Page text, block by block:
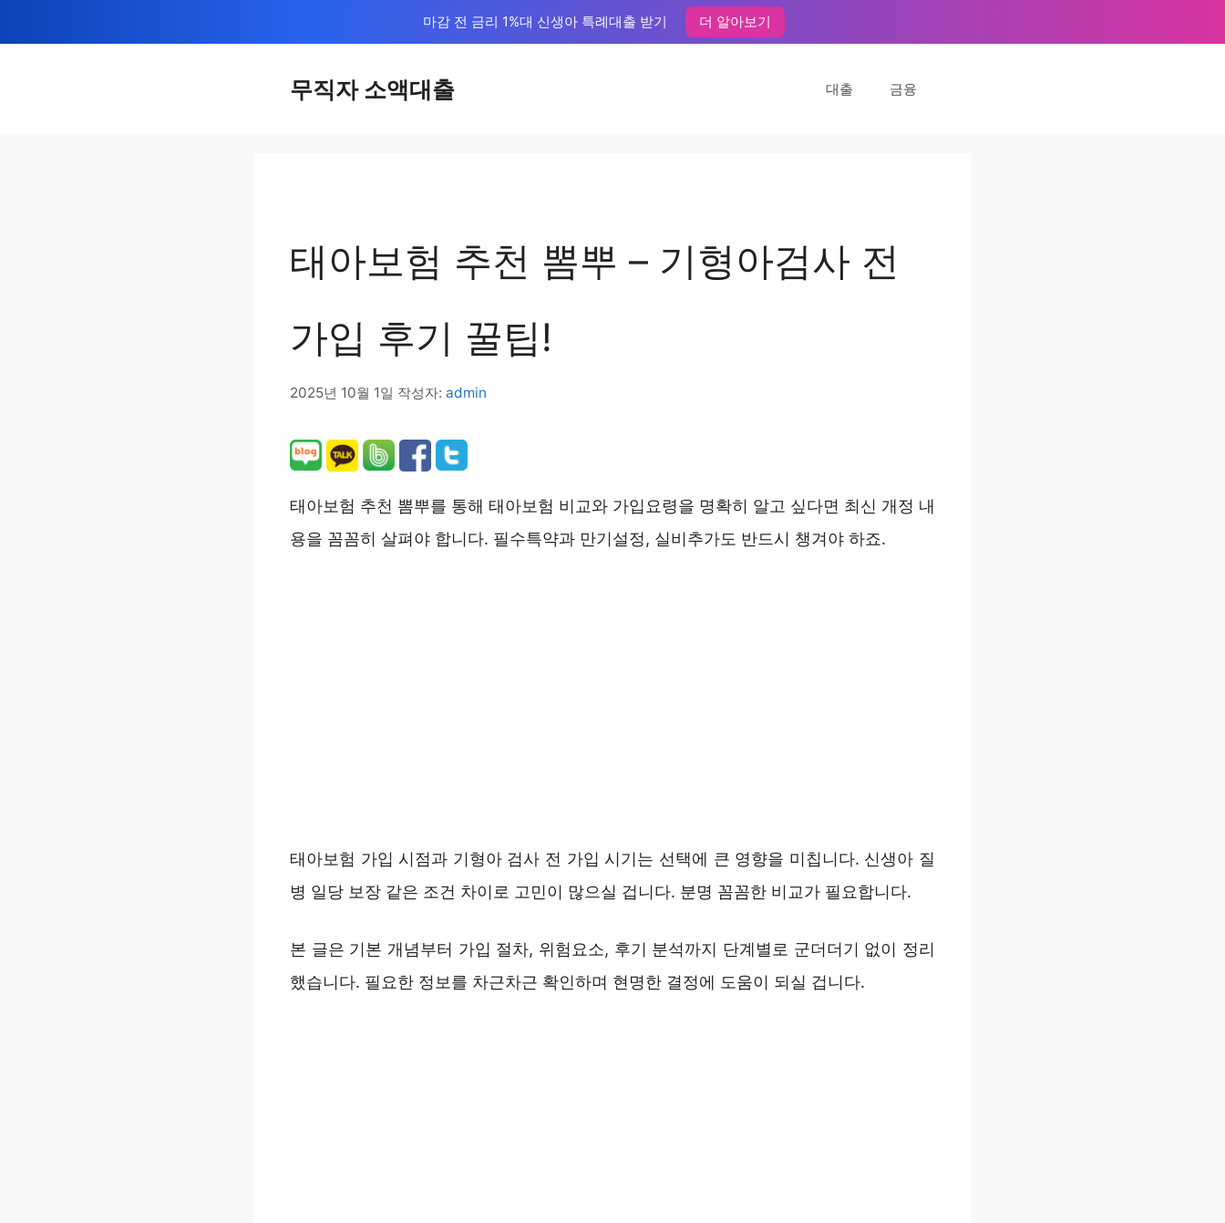
텐
마감 전 금리 1%대 신생아 특례대출 받기 더 알아보기
무직자 소액대출 대출 금융
태아보험 추천 뽐뿌 – 기형아검사 전
가입 후기 꿀팁!
2025년 10월 1일 작성자: admin
태아보험 추천 뽐뿌를 통해 태아보험 비교와 가입요령을 명확히 알고 싶다면 최신 개정 내
용을 꼼꼼히 살펴야 합니다. 필수특약과 만기설정, 실비추가도 반드시 챙겨야 하죠.
태아보험 가입 시점과 기형아 검사 전 가입 시기는 선택에 큰 영향을 미칩니다. 신생아 질
병 일당 보장 같은 조건 차이로 고민이 많으실 겁니다. 분명 꼼꼼한 비교가 필요합니다.
본 글은 기본 개념부터 가입 절차, 위험요소, 후기 분석까지 단계별로 군더더기 없이 정리
했습니다. 필요한 정보를 차근차근 확인하며 현명한 결정에 도움이 되실 겁니다.